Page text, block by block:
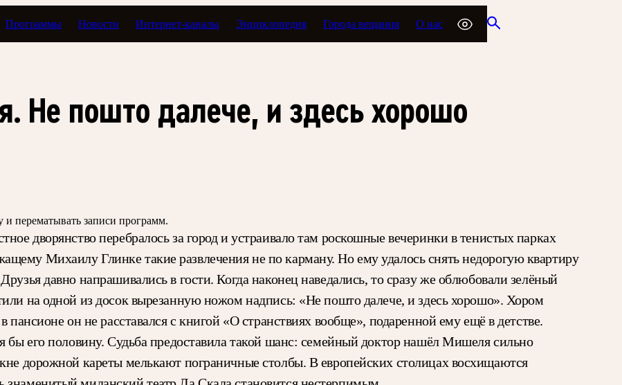
Программы Новости Интернет-каналы Энциклопедия Города вещания О нас
жизни: Глинка
Не пошто далече, и здесь хорошо
и перематывать записи программ.
дворянство перебралось за город и устраивало там роскошные вечеринки в тенистых парках
Михаилу Глинке такие развлечения не по карману. Но ему удалось снять недорогую квартиру
давно напрашивались в гости. Когда наконец наведались, то сразу же облюбовали зелёный
на одной из досок вырезанную ножом надпись: «Не пошто далече, и здесь хорошо». Хором
он не расставался с книгой «О странствиях вообще», подаренной ему ещё в детстве.
бы его половину. Судьба предоставила такой шанс: семейный доктор нашёл Мишеля сильно
дорожной кареты мелькают пограничные столбы. В европейских столицах восхищаются